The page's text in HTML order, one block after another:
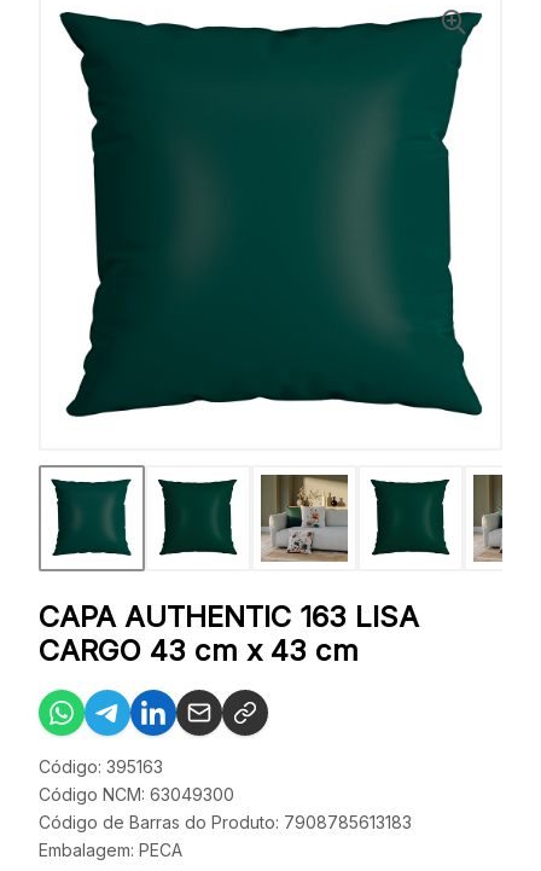
CAPA AUTHENTIC 163 LISA
CARGO 43 cm x 43 cm
Código: 395163
Código NCM: 63049300
Código de Barras do Produto: 7908785613183
Embalagem: PECA